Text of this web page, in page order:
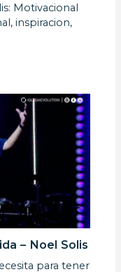
Motivacional
inspiracion,
– Noel Solis
para tener